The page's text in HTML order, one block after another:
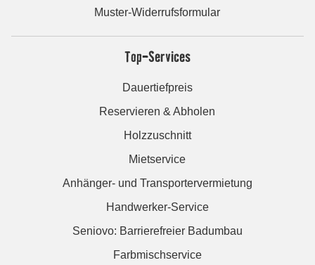
Muster-Widerrufsformular
Top-Services
Dauertiefpreis
Reservieren & Abholen
Holzzuschnitt
Mietservice
Anhänger- und Transportervermietung
Handwerker-Service
Seniovo: Barrierefreier Badumbau
Farbmischservice